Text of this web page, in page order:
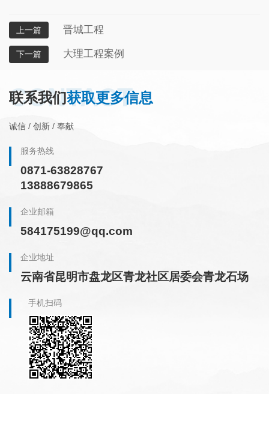
上一篇 晋城工程
下一篇 大理工程案例
CONTACT
联系我们获取更多信息
诚信 / 创新 / 奉献
服务热线
0871-63828767
13888679865
企业邮箱
584175199@qq.com
企业地址
云南省昆明市盘龙区青龙社区居委会青龙石场
手机扫码